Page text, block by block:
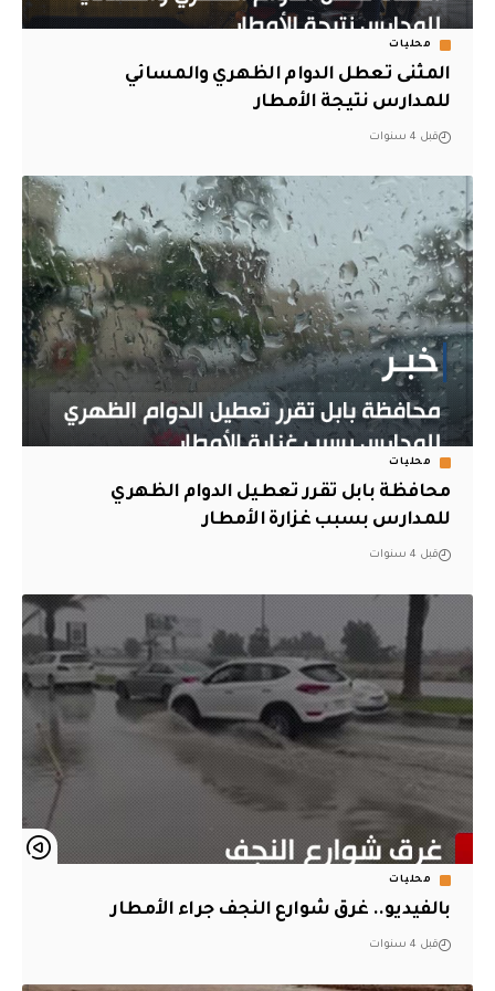
محليات
المثنى تعطل الدوام الظهري والمسائي
للمدارس نتيجة الأمطار
قبل 4 سنوات
محليات
محافظة بابل تقرر تعطيل الدوام الظهري
للمدارس بسبب غزارة الأمطار
قبل 4 سنوات
محليات
بالفيديو.. غرق شوارع النجف جراء الأمطار
قبل 4 سنوات